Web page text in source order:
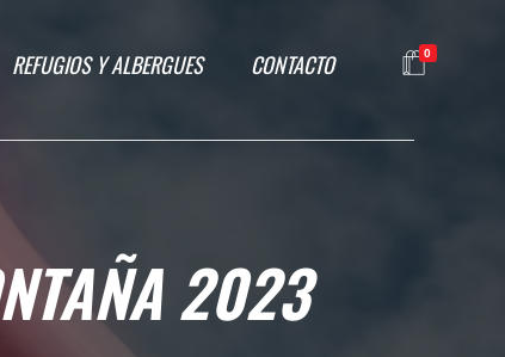
REFUGIOS Y ALBERGUES CONTACTO 0
2023